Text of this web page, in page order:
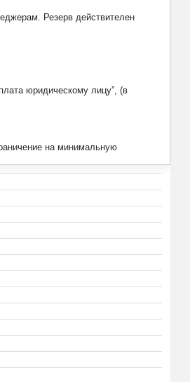
Резерв действителен
юридическому лицу”, (в
на минимальную